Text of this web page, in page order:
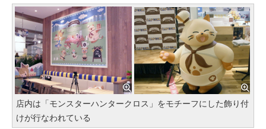
店内は「モンスターハンタークロス」をモチーフにした飾り付
けが行なわれている